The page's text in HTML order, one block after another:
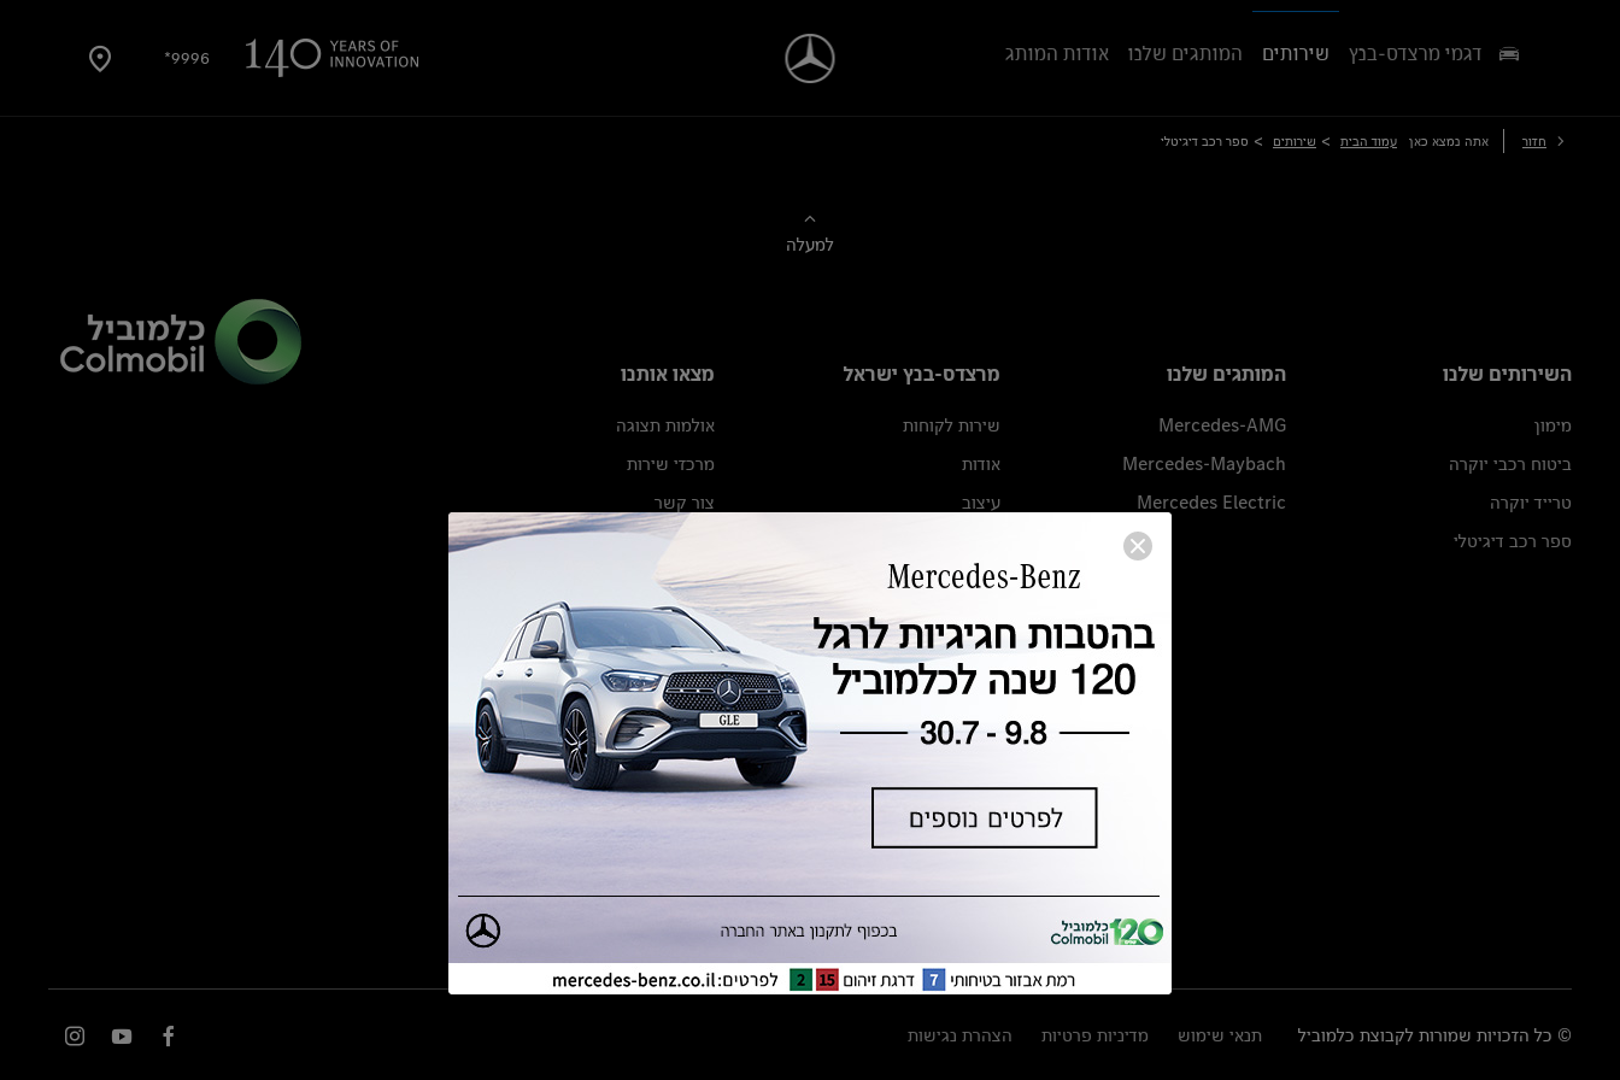
9996* דגמי מרצדס-בנץ שירותים המותגים שלנו אודות המותג
חזור אתה נמצא כאן עמוד הבית > שירותים > ספר רכב דיגיטלי
למעלה
השירותים שלנו
מימון
ביטוח רכבי יוקרה
טרייד יוקרה
ספר רכב דיגיטלי
המותגים שלנו
Mercedes-AMG
Mercedes-Maybach
Mercedes Electric
מרצדס-בנץ ישראל
שירות לקוחות
אודות
עיצוב
מגזין מרצדס-בנץ
ספרי רכב מרצדס-בנץ
נתוני זיהום אוויר וצריכת דלק וחשמל
נתוני תווית צמיגים
מחירון חלפים
הודעה על הטבות לרכבי מרצדס בהסדר
מצאו אותנו
אולמות תצוגה
מרכזי שירות
צור קשר
© כל הזכויות שמורות לקבוצת כלמוביל תנאי שימוש מדיניות פרטיות הצהרת נגישות